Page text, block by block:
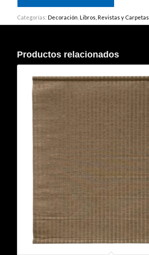
Categorías: Decoración Libros, Revistas y Carpetas
Productos relacionados